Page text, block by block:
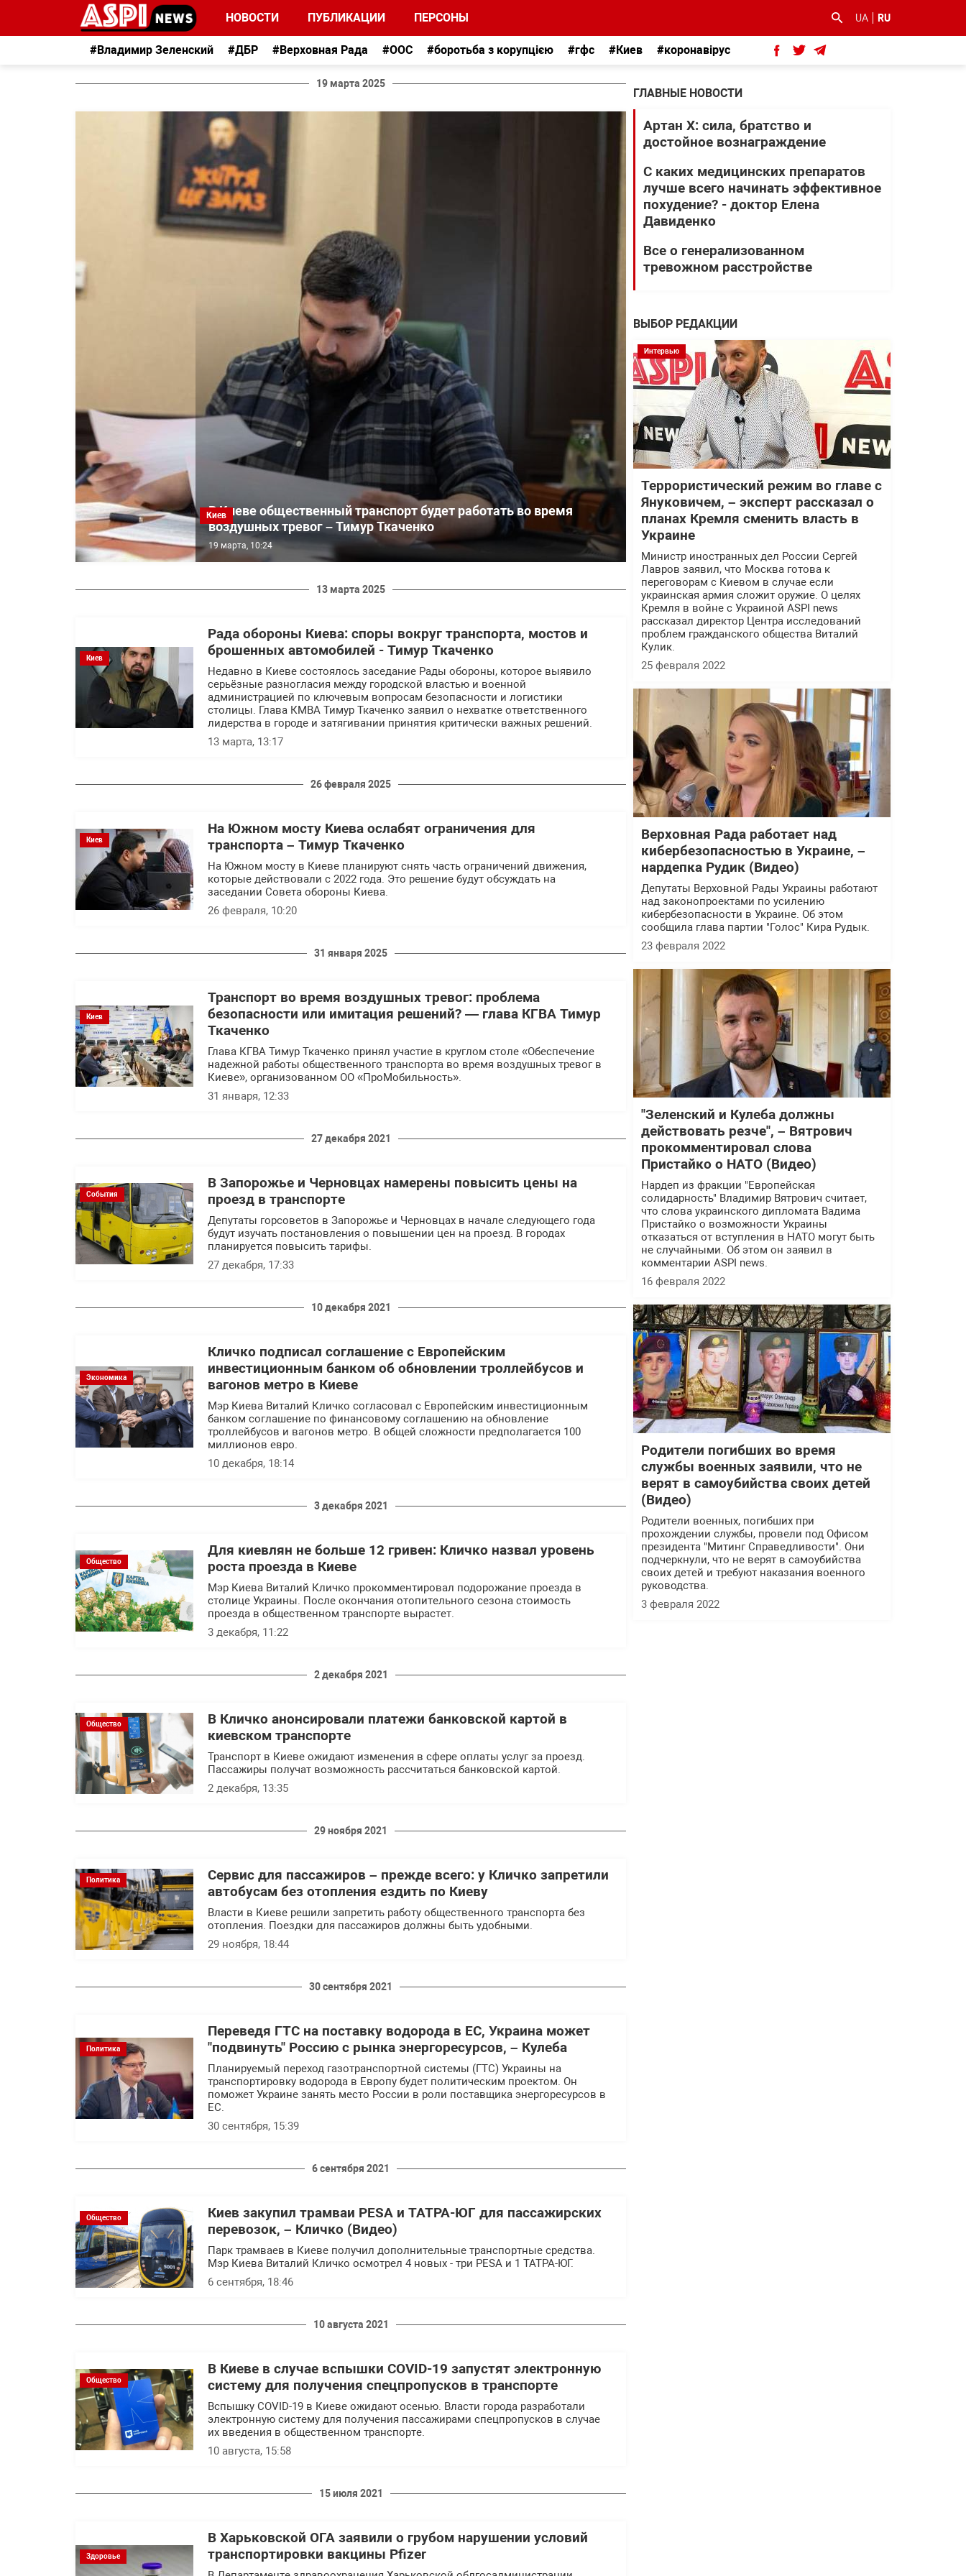
НОВОСТИ ПУБЛИКАЦИИ ПЕРСОНЫ UA RU
#Владимир Зеленский #ДБР #Верховная Рада #ООС #боротьба з корупцією #гфс #Киев #коронавірус
19 марта 2025
Киев
В Киеве общественный транспорт будет работать во время
воздушных тревог – Тимур Ткаченко
19 марта, 10:24
13 марта 2025
Киев
Рада обороны Киева: споры вокруг транспорта, мостов и
брошенных автомобилей - Тимур Ткаченко
Недавно в Киеве состоялось заседание Рады обороны, которое выявило
серьёзные разногласия между городской властью и военной
администрацией по ключевым вопросам безопасности и логистики
столицы. Глава КМВА Тимур Ткаченко заявил о нехватке ответственного
лидерства в городе и затягивании принятия критически важных решений.
13 марта, 13:17
26 февраля 2025
Киев
На Южном мосту Киева ослабят ограничения для
транспорта – Тимур Ткаченко
На Южном мосту в Киеве планируют снять часть ограничений движения,
которые действовали с 2022 года. Это решение будут обсуждать на
заседании Совета обороны Киева.
26 февраля, 10:20
31 января 2025
Киев
Транспорт во время воздушных тревог: проблема
безопасности или имитация решений? — глава КГВА Тимур
Ткаченко
Глава КГВА Тимур Ткаченко принял участие в круглом столе «Обеспечение
надежной работы общественного транспорта во время воздушных тревог в
Киеве», организованном ОО «ПроМобильность».
31 января, 12:33
27 декабря 2021
События
В Запорожье и Черновцах намерены повысить цены на
проезд в транспорте
Депутаты горсоветов в Запорожье и Черновцах в начале следующего года
будут изучать постановления о повышении цен на проезд. В городах
планируется повысить тарифы.
27 декабря, 17:33
10 декабря 2021
Экономика
Кличко подписал соглашение с Европейским
инвестиционным банком об обновлении троллейбусов и
вагонов метро в Киеве
Мэр Киева Виталий Кличко согласовал с Европейским инвестиционным
банком соглашение по финансовому соглашению на обновление
троллейбусов и вагонов метро. В общей сложности предполагается 100
миллионов евро.
10 декабря, 18:14
3 декабря 2021
Общество
Для киевлян не больше 12 гривен: Кличко назвал уровень
роста проезда в Киеве
Мэр Киева Виталий Кличко прокомментировал подорожание проезда в
столице Украины. После окончания отопительного сезона стоимость
проезда в общественном транспорте вырастет.
3 декабря, 11:22
2 декабря 2021
Общество
В Кличко анонсировали платежи банковской картой в
киевском транспорте
Транспорт в Киеве ожидают изменения в сфере оплаты услуг за проезд.
Пассажиры получат возможность рассчитаться банковской картой.
2 декабря, 13:35
29 ноября 2021
Политика
Сервис для пассажиров – прежде всего: у Кличко запретили
автобусам без отопления ездить по Киеву
Власти в Киеве решили запретить работу общественного транспорта без
отопления. Поездки для пассажиров должны быть удобными.
29 ноября, 18:44
30 сентября 2021
Политика
Переведя ГТС на поставку водорода в ЕС, Украина может
"подвинуть" Россию с рынка энергоресурсов, – Кулеба
Планируемый переход газотранспортной системы (ГТС) Украины на
транспортировку водорода в Европу будет политическим проектом. Он
поможет Украине занять место России в роли поставщика энергоресурсов в
ЕС.
30 сентября, 15:39
6 сентября 2021
Общество
Киев закупил трамваи PESA и ТАТРА-ЮГ для пассажирских
перевозок, – Кличко (Видео)
Парк трамваев в Киеве получил дополнительные транспортные средства.
Мэр Киева Виталий Кличко осмотрел 4 новых - три PESA и 1 ТАТРА-ЮГ.
6 сентября, 18:46
10 августа 2021
Общество
В Киеве в случае вспышки COVID-19 запустят электронную
систему для получения спецпропусков в транспорте
Вспышку COVID-19 в Киеве ожидают осенью. Власти города разработали
электронную систему для получения пассажирами спецпропусков в случае
их введения в общественном транспорте.
10 августа, 15:58
15 июля 2021
Здоровье
В Харьковской ОГА заявили о грубом нарушении условий
транспортировки вакцины Pfizer
ГЛАВНЫЕ НОВОСТИ
Артан Х: сила, братство и
достойное вознаграждение
С каких медицинских препаратов
лучше всего начинать эффективное
похудение? - доктор Елена
Давиденко
Все о генерализованном
тревожном расстройстве
ВЫБОР РЕДАКЦИИ
Интервью
Террористический режим во главе с
Януковичем, – эксперт рассказал о
планах Кремля сменить власть в
Украине
Министр иностранных дел России Сергей
Лавров заявил, что Москва готова к
переговорам с Киевом в случае если
украинская армия сложит оружие. О целях
Кремля в войне с Украиной ASPI news
рассказал директор Центра исследований
проблем гражданского общества Виталий
Кулик.
25 февраля 2022
Верховная Рада работает над
кибербезопасностью в Украине, –
нардепка Рудик (Видео)
Депутаты Верховной Рады Украины работают
над законопроектами по усилению
кибербезопасности в Украине. Об этом
сообщила глава партии "Голос" Кира Рудык.
23 февраля 2022
"Зеленский и Кулеба должны
действовать резче", – Вятрович
прокомментировал слова
Пристайко о НАТО (Видео)
Нардеп из фракции "Европейская
солидарность" Владимир Вятрович считает,
что слова украинского дипломата Вадима
Пристайко о возможности Украины
отказаться от вступления в НАТО могут быть
не случайными. Об этом он заявил в
комментарии ASPI news.
16 февраля 2022
Родители погибших во время
службы военных заявили, что не
верят в самоубийства своих детей
(Видео)
Родители военных, погибших при
прохождении службы, провели под Офисом
президента "Митинг Справедливости". Они
подчеркнули, что не верят в самоубийства
своих детей и требуют наказания военного
руководства.
3 февраля 2022